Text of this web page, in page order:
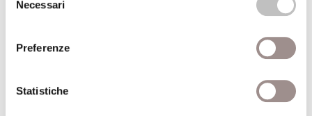
delNecessari
Preferenze
Statistiche
Anno pubblicazione
Recensito da
Anno recensione